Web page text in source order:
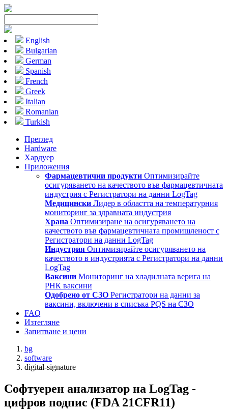
English
Bulgarian
German
Spanish
French
Greek
Italian
Romanian
Turkish
Преглед
Hardware
Хардуер
Приложения
Фармацевтични продукти Оптимизирайте
осигуряването на качеството във фармацевтичната
индустрия с Регистратори на данни LogTag
Медицински Лидер в областта на температурния
мониторинг за здравната индустрия
Храна Оптимизиране на осигуряването на
качеството във фармацевтичната промишленост с
Регистратори на данни LogTag
Индустрия Оптимизирайте осигуряването на
качеството в индустрията с Регистратори на данни
LogTag
Ваксини Мониторинг на хладилната верига на
РНК ваксини
Одобрено от СЗО Регистратори на данни за
ваксини, включени в списъка PQS на СЗО
FAQ
Изтегляне
Запитване и цени
bg
software
digital-signature
Софтуерен анализатор на LogTag -
цифров подпис (FDA 21CFR11)